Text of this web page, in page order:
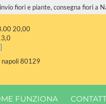
fiori e piante, consegna fiori a
20,00
napoli 80129
FUNZIONA